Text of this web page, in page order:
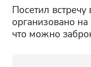
Посетил
организовано
что можно